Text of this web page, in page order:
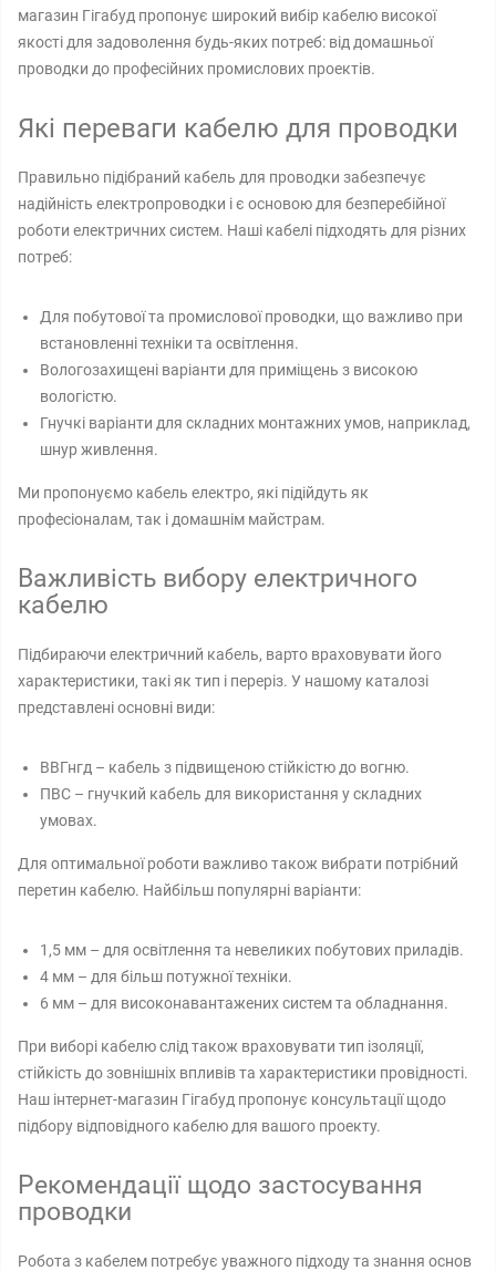
магазин Гігабуд пропонує широкий вибір кабелю високої
якості для задоволення будь-яких потреб: від домашньої
проводки до професійних промислових проектів.
Які переваги кабелю для проводки
Правильно підібраний кабель для проводки забезпечує
надійність електропроводки і є основою для безперебійної
роботи електричних систем. Наші кабелі підходять для різних
потреб:
Для побутової та промислової проводки, що важливо при
встановленні техніки та освітлення.
Вологозахищені варіанти для приміщень з високою
вологістю.
Гнучкі варіанти для складних монтажних умов, наприклад,
шнур живлення.
Ми пропонуємо кабель електро, які підійдуть як
професіоналам, так і домашнім майстрам.
Важливість вибору електричного
кабелю
Підбираючи електричний кабель, варто враховувати його
характеристики, такі як тип і переріз. У нашому каталозі
представлені основні види:
ВВГнгд – кабель з підвищеною стійкістю до вогню.
ПВС – гнучкий кабель для використання у складних
умовах.
Для оптимальної роботи важливо також вибрати потрібний
перетин кабелю. Найбільш популярні варіанти:
1,5 мм – для освітлення та невеликих побутових приладів.
4 мм – для більш потужної техніки.
6 мм – для високонавантажених систем та обладнання.
При виборі кабелю слід також враховувати тип ізоляції,
стійкість до зовнішніх впливів та характеристики провідності.
Наш інтернет-магазин Гігабуд пропонує консультації щодо
підбору відповідного кабелю для вашого проекту.
Рекомендації щодо застосування
проводки
Робота з кабелем потребує уважного підходу та знання основ